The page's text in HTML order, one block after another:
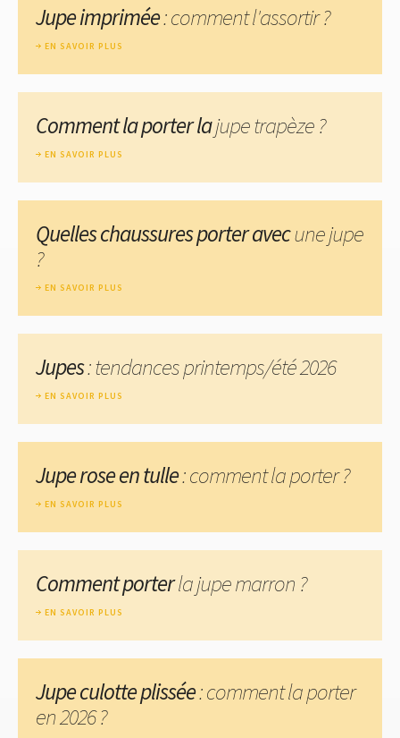
Jupe imprimée: comment l'assortir ?
EN SAVOIR PLUS
Comment la porter lajupe trapèze ?
EN SAVOIR PLUS
Quelles chaussures porter avecune jupe
?
EN SAVOIR PLUS
Jupes: tendances printemps/été 2026
EN SAVOIR PLUS
Jupe rose en tulle: comment la porter ?
EN SAVOIR PLUS
Comment porterla jupe marron ?
EN SAVOIR PLUS
Jupe culotte plissée: comment la porter
en 2026 ?